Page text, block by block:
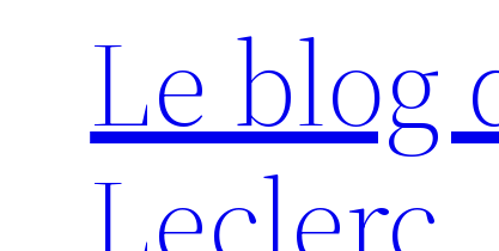
Le blog